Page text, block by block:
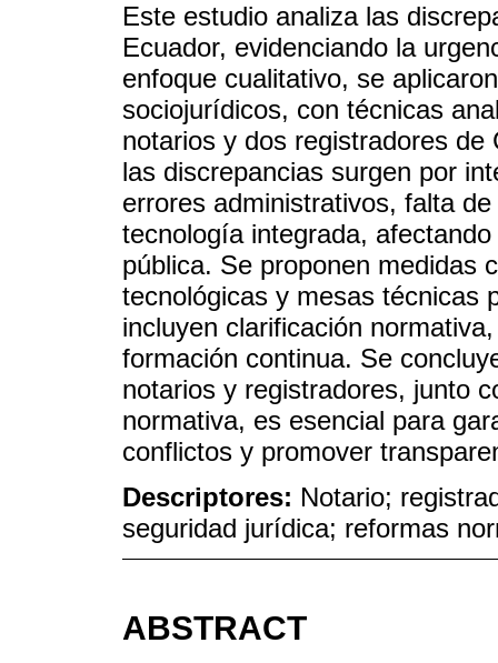
Este estudio analiza las
Ecuador, evidenciando la
enfoque cualitativo, se
sociojurídicos, con técnicas
notarios y dos registradores
las discrepancias surgen por
errores administrativos, falta
tecnología integrada,
pública. Se proponen medidas
tecnológicas y mesas técnicas
incluyen clarificación
formación continua. Se
notarios y registradores, junto
normativa, es esencial para
conflictos y promover
Descriptores: Notario;
seguridad jurídica; reformas
ABSTRACT